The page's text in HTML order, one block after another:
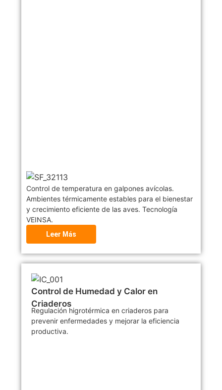
Control de temperatura en galpones avícolas.
Ambientes térmicamente estables para el bienestar
y crecimiento eficiente de las aves. Tecnología
VEINSA.
Leer Más
Control de Humedad y Calor en
Criaderos
Regulación higrotérmica en criaderos para
prevenir enfermedades y mejorar la eficiencia
productiva.